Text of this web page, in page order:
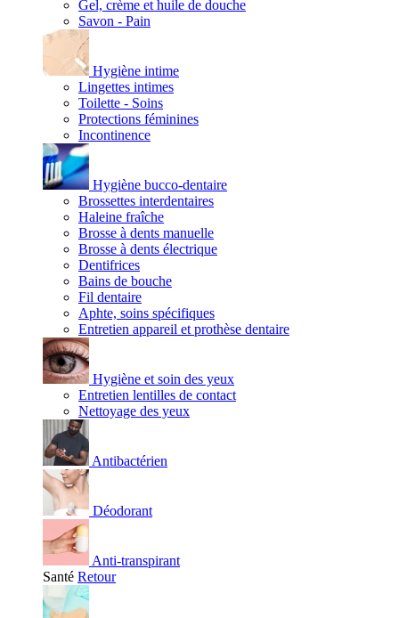
Gel, crème et huile de douche
Savon - Pain
Hygiène intime
Lingettes intimes
Toilette - Soins
Protections féminines
Incontinence
Hygiène bucco-dentaire
Brossettes interdentaires
Haleine fraîche
Brosse à dents manuelle
Brosse à dents électrique
Dentifrices
Bains de bouche
Fil dentaire
Aphte, soins spécifiques
Entretien appareil et prothèse dentaire
Hygiène et soin des yeux
Entretien lentilles de contact
Nettoyage des yeux
Antibactérien
Déodorant
Anti-transpirant
Santé Retour